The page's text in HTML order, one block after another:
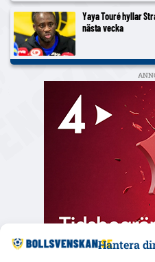
Hantera
Yaya Touré hyllar
nästa vecka